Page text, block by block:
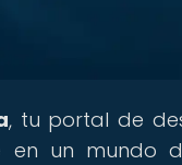
, tu portal de
en un mundo